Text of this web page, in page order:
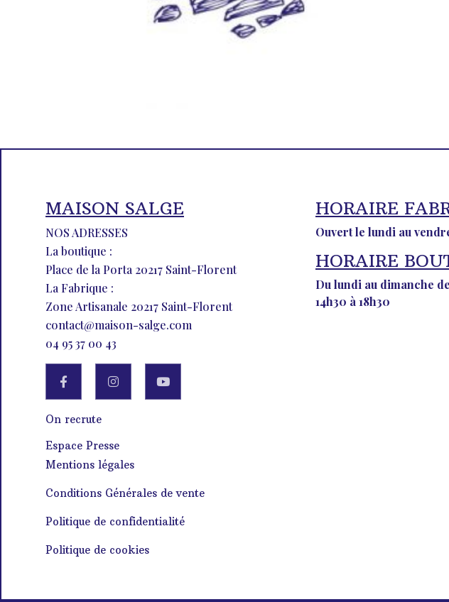
MAISON SALGE
NOS ADRESSES
La boutique :
Place de la Porta 20217 Saint-Florent
La Fabrique :
Zone Artisanale 20217 Saint-Florent
contact@maison-salge.com
04 95 37 00 43
On recrute
Espace Presse
Mentions légales
Conditions Générales de vente
Politique de confidentialité
Politique de cookies
HORAIRE
Ouvert le lundi au
HORAIRE
Du lundi au dimanche
14h30 à 18h30